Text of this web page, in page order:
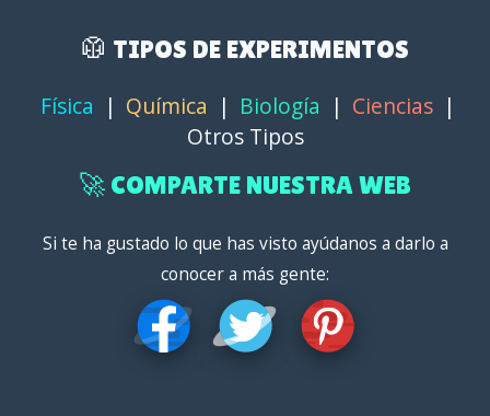
🥼 TIPOS DE EXPERIMENTOS
Física | Química | Biología | Ciencias |
Otros Tipos
🚀 COMPARTE NUESTRA WEB
Si te ha gustado lo que has visto ayúdanos a darlo a
conocer a más gente: